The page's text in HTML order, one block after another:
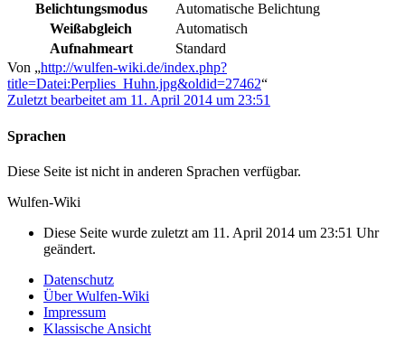
Belichtungsmodus
Automatische Belichtung
Weißabgleich
Automatisch
Aufnahmeart
Standard
Von „http://wulfen-wiki.de/index.php?
title=Datei:Perplies_Huhn.jpg&oldid=27462“
Zuletzt bearbeitet am 11. April 2014 um 23:51
Sprachen
Diese Seite ist nicht in anderen Sprachen verfügbar.
Wulfen-Wiki
Diese Seite wurde zuletzt am 11. April 2014 um 23:51 Uhr
geändert.
Datenschutz
Über Wulfen-Wiki
Impressum
Klassische Ansicht